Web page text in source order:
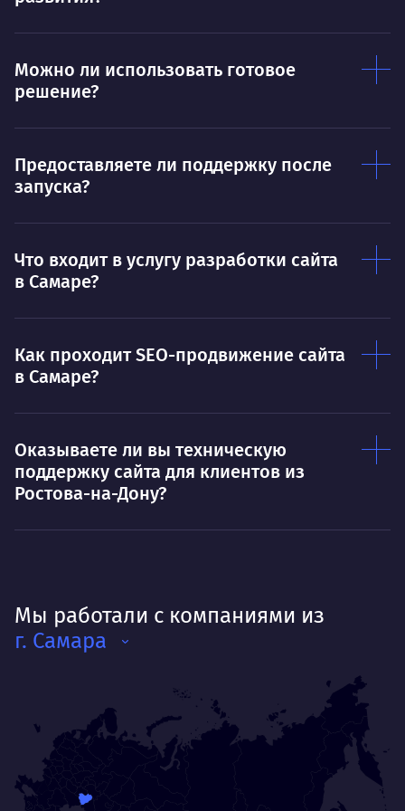
Можно ли использовать готовое
решение?
Предоставляете ли поддержку после
запуска?
Что входит в услугу разработки сайта
в Самаре?
Как проходит SEO-продвижение сайта
в Самаре?
Оказываете ли вы техническую
поддержку сайта для клиентов из
Ростова-на-Дону?
Мы работали с компаниями из
г. Самара